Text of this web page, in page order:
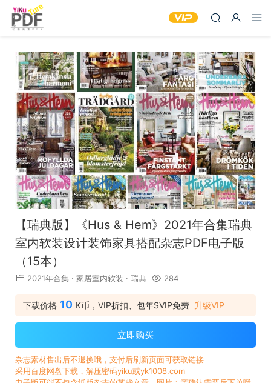
【瑞典版】《Hus & Hem》2021年合集瑞典
室内软装设计装饰家具搭配杂志PDF电子版
（15本）
2021年合集 · 家居室内软装 · 瑞典 284
下载价格 10 K币，VIP折扣、包年SVIP免费 升级VIP
立即购买
杂志素材售出后不退换哦，支付后刷新页面可获取链接
采用百度网盘下载，解压密码yiku或yk1008.com